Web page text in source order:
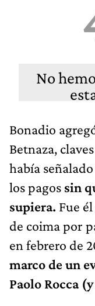
Bonadio
Betnaza,
había
los pagos sin
supiera. Fue
de coima por
en febrero de
marco de un
Paolo Rocca